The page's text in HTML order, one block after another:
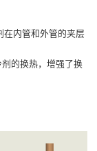
在内管和外管的夹层
的换热，增强了换